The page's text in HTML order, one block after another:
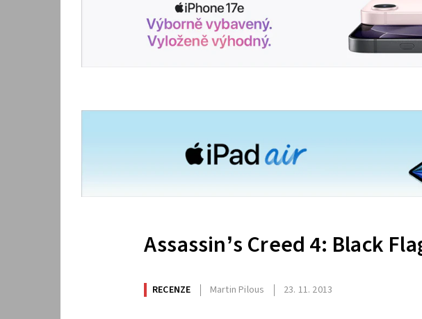
Assassin’s Creed 4: Black
RECENZE Martin Pilous 23. 11. 2013